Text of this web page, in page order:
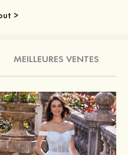
>
MEILLEURES VENTES